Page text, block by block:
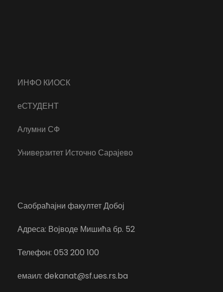
ИНФО КИОСК
еСТУДЕНТ
Алумни СФ
Универзитет Источно Сарајево
Саобраћајни факултет Добој
Адреса: Војводе Мишића бр. 52
Телефон: 053 200 100
емаил: dekanat@sf.ues.rs.ba